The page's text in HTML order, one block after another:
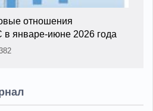
отношения
в январе-июне 2026 года